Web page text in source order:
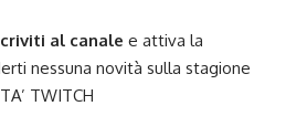
al canale e attiva la
nessuna novità sulla stagione
TWITCH